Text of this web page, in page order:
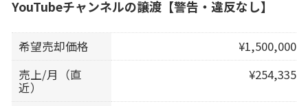
YouTubeチャンネルの譲渡【警告・違反なし】
希望売却価格
¥1,500,000
売上/月（直
近）
¥254,335